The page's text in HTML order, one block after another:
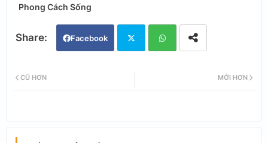
Phong Cách Sống
Facebook
MỚI HƠN
CŨ HƠN